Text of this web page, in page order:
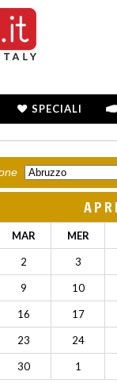
SPECIALI
MAR MER
2 3
9 10
16 17
23 24
30 1